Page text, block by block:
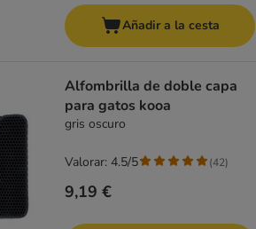
Añadir a la cesta
Alfombrilla de doble capa
para gatos kooa
gris oscuro
9,19 €
Valorar: 4.5/5 (42)